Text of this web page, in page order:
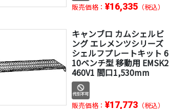
販売価格： ¥16,335 （税込）
キャンブロ カムシェルビ
ング エレメンツシリーズ
シェルフプレートキット 6
10ベンチ型 移動用 EMSK2
460V1 間口1,530mm
販売価格： ¥17,773 （税込）